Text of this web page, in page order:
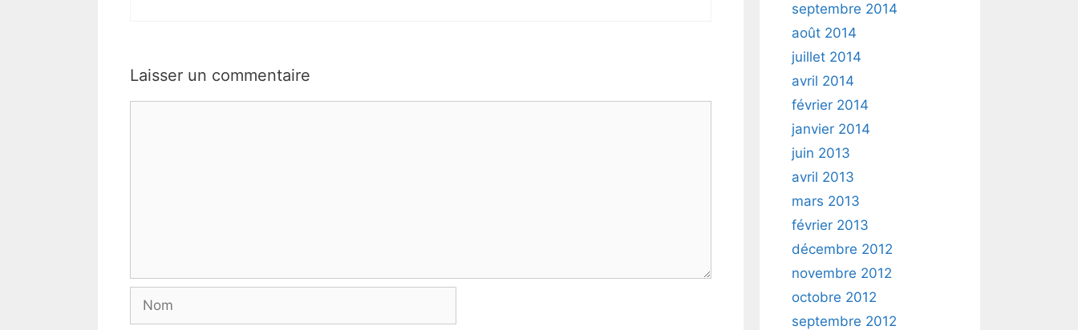
Laisser un commentaire
Nom
septembre 2014
août 2014
juillet 2014
avril 2014
février 2014
janvier 2014
juin 2013
avril 2013
mars 2013
février 2013
décembre 2012
novembre 2012
octobre 2012
septembre 2012